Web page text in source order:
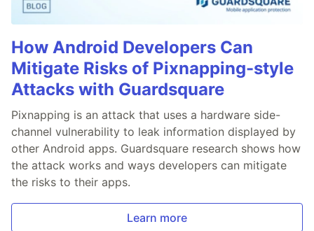
How Android Developers Can
Mitigate Risks of Pixnapping-style
Attacks with Guardsquare
Pixnapping is an attack that uses a hardware side-
channel vulnerability to leak information displayed by
other Android apps. Guardsquare research shows how
the attack works and ways developers can mitigate
the risks to their apps.
Learn more